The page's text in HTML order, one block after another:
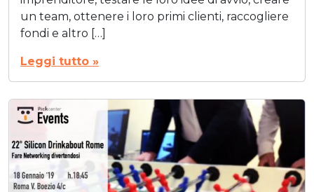
un team, ottenere i loro primi clienti, raccogliere
fondi e altro […]
Leggi tutto »